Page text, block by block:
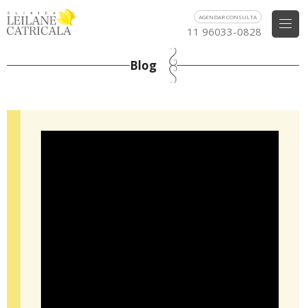
AGENDAR CONSULTA
11 96033-0828
Blog